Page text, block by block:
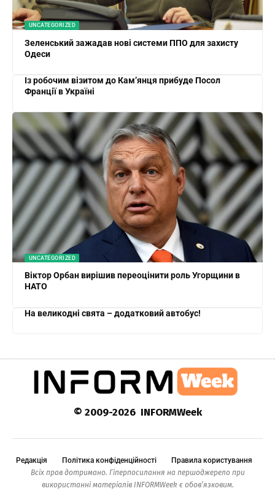
UNCATEGORIZED
Зеленський зажадав нові системи ППО для захисту
Одеси
Із робочим візитом до Кам’янця прибуде Посол
Франції в Україні
UNCATEGORIZED
Віктор Орбан вирішив переоцінити роль Угорщини в
НАТО
На великодні свята – додатковий автобус!
© 2009-2026 INFORMWeek
Редакція Політика конфіденційності
Правила користування
Всіх прав дотримано. Гіперпосилання на першоджерело при
використанні матеріалів INFORMWeek є обов’язковим.